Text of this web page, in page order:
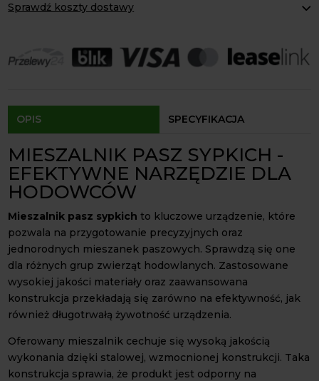
o
Sprawdź koszty dostawy
Agrol transport: 200 zł
Agrol transport gabaryty: ustalane indywidualnie
Dostępność form dostawy i ceny uzależniona od produktu.
OPIS SPECYFIKACJA
MIESZALNIK PASZ SYPKICH -
EFEKTYWNE NARZĘDZIE DLA
HODOWCÓW
Mieszalnik pasz sypkich to kluczowe urządzenie, które
pozwala na przygotowanie precyzyjnych oraz
jednorodnych mieszanek paszowych. Sprawdzą się one
dla różnych grup zwierząt hodowlanych. Zastosowane
wysokiej jakości materiały oraz zaawansowana
konstrukcja przekładają się zarówno na efektywność, jak
również długotrwałą żywotność urządzenia.
Oferowany mieszalnik cechuje się wysoką jakością
wykonania dzięki stalowej, wzmocnionej konstrukcji. Taka
konstrukcja sprawia, że produkt jest odporny na